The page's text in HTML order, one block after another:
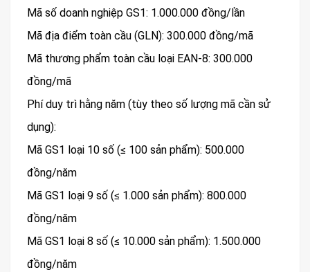
Mã số doanh nghiệp GS1: 1.000.000 đồng/lần
Mã địa điểm toàn cầu (GLN): 300.000 đồng/mã
Mã thương phẩm toàn cầu loại EAN-8: 300.000
đồng/mã
Phí duy trì hằng năm (tùy theo số lượng mã cần sử
dụng):
Mã GS1 loại 10 số (≤ 100 sản phẩm): 500.000
đồng/năm
Mã GS1 loại 9 số (≤ 1.000 sản phẩm): 800.000
đồng/năm
Mã GS1 loại 8 số (≤ 10.000 sản phẩm): 1.500.000
đồng/năm